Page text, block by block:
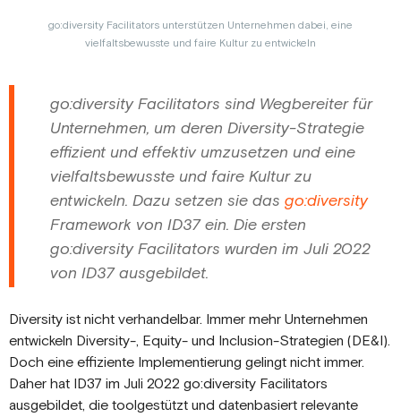
go:diversity Facilitators unterstützen Unternehmen dabei, eine
vielfaltsbewusste und faire Kultur zu entwickeln
go:diversity Facilitators sind Wegbereiter für
Unternehmen, um deren Diversity-Strategie
effizient und effektiv umzusetzen und eine
vielfaltsbewusste und faire Kultur zu
entwickeln. Dazu setzen sie das go:diversity
Framework von ID37 ein. Die ersten
go:diversity Facilitators wurden im Juli 2022
von ID37 ausgebildet.
Diversity ist nicht verhandelbar. Immer mehr Unternehmen
entwickeln Diversity-, Equity- und Inclusion-Strategien (DE&I).
Doch eine effiziente Implementierung gelingt nicht immer.
Daher hat ID37 im Juli 2022 go:diversity Facilitators
ausgebildet, die toolgestützt und datenbasiert relevante